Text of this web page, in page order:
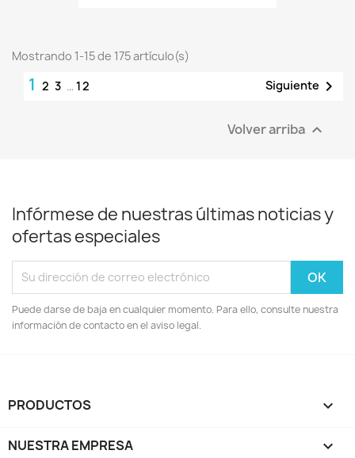
Mostrando 1-15 de 175 artículo(s)
1 2 3 … 12 Siguiente 
Volver arriba 
Infórmese de nuestras últimas noticias y
ofertas especiales
Puede darse de baja en cualquier momento. Para ello, consulte nuestra
información de contacto en el aviso legal.
PRODUCTOS 
NUESTRA EMPRESA 